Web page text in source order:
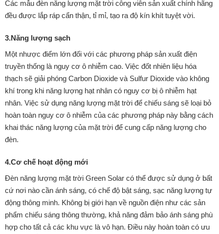
Các mẫu đèn năng lượng mặt trời công viên sản xuất chính hãng
đều được lắp ráp cẩn thận, tỉ mỉ, tạo ra độ kín khít tuyệt vời.
3.Năng lượng sạch
Một nhược điểm lớn đối với các phương pháp sản xuất điện
truyền thống là nguy cơ ô nhiễm cao. Việc đốt nhiên liệu hóa
thạch sẽ giải phóng Carbon Dioxide và Sulfur Dioxide vào không
khí trong khi năng lượng hạt nhân có nguy cơ bị ô nhiễm hạt
nhân. Việc sử dụng năng lượng mặt trời để chiếu sáng sẽ loại bỏ
hoàn toàn nguy cơ ô nhiễm của các phương pháp này bằng cách
khai thác năng lượng của mặt trời để cung cấp năng lượng cho
đèn.
4.Cơ chế hoạt động mới
Đèn năng lượng mặt trời Green Solar có thể được sử dụng ở bất
cứ nơi nào cần ánh sáng, có chế độ bật sáng, sạc năng lượng tự
động thông minh. Không bị giới hạn về nguồn điện như các sản
phẩm chiếu sáng thông thường, khả năng đảm bảo ánh sáng phù
hợp cho tất cả các khu vực là vô hạn. Điều này hoàn toàn có ưu